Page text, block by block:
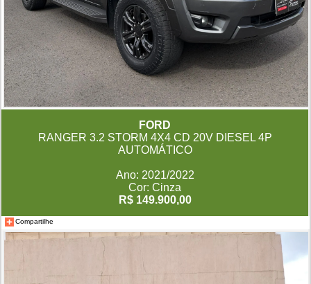
FORD
RANGER 3.2 STORM 4X4 CD 20V DIESEL 4P
AUTOMÁTICO
Ano: 2021/2022
Cor: Cinza
R$ 149.900,00
Compartilhe